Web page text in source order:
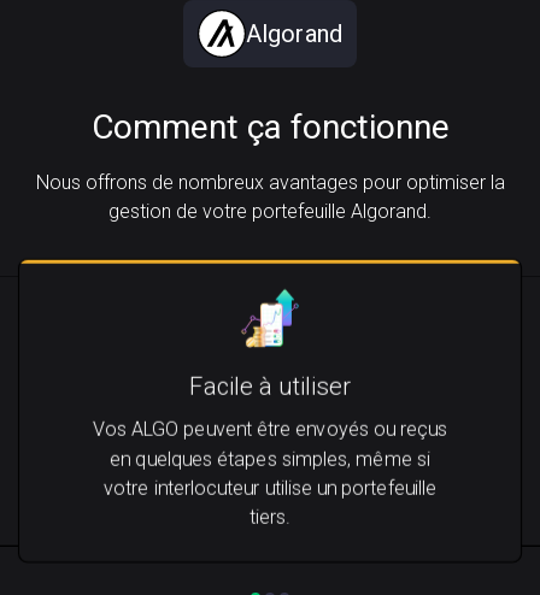
Algorand
Comment ça fonctionne
Nous offrons de nombreux avantages pour optimiser la
gestion de votre portefeuille Algorand.
Facile à utiliser
Vos ALGO peuvent être envoyés ou reçus
en quelques étapes simples, même si
votre interlocuteur utilise un portefeuille
tiers.